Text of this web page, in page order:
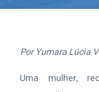
PorYumaraLúcia
Uma mulher,